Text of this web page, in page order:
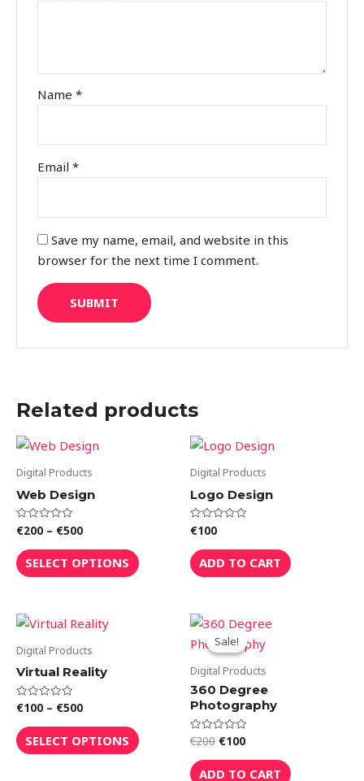
Name*
Email*
Save my name, email, and website in this
browser for the next time I comment.
Related products
Digital Products
Web Design
Rated
0
out
of
5
€200 – €500
Price
range:
€200
€500
SELECT OPTIONS options
Digital Products
Logo Design
Rated
0
out
of
5
€100
ADD TO CART
Digital Products
Virtual Reality
Rated
0
out
of
5
€100 – €500
Price
range:
€100
€500
SELECT OPTIONS options
Sale!
Sale!
Digital Products
360 Degree
Photography
Rated
0
out
of
5
€200
Original
price
was:
€200.
€100
Current
price
is:
ADD TO CART